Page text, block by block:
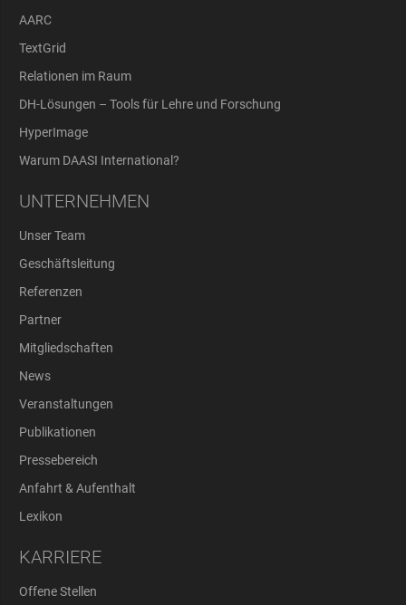
AARC
TextGrid
Relationen im Raum
DH-Lösungen – Tools für Lehre und Forschung
HyperImage
Warum DAASI International?
UNTERNEHMEN
Unser Team
Geschäftsleitung
Referenzen
Partner
Mitgliedschaften
News
Veranstaltungen
Publikationen
Pressebereich
Anfahrt & Aufenthalt
Lexikon
KARRIERE
Offene Stellen